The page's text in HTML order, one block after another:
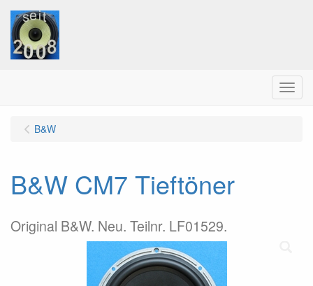
Menu
B&W
B&W CM7 Tieftöner
Original B&W. Neu. Teilnr. LF01529.